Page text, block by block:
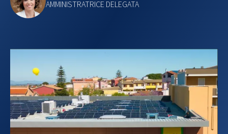
AMMINISTRATRICE DELEGATA